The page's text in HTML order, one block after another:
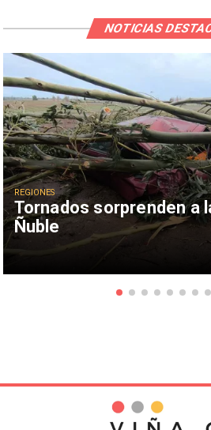
Tornados sorprenden a
Ñuble
REGIONES
NOTICIAS